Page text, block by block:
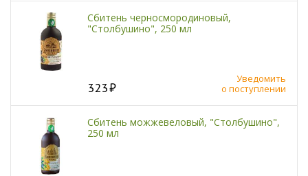
Сбитень черносмородиновый,
"Столбушино", 250 мл
323
Уведомить
о поступлении
Сбитень можжевеловый, "Столбушино",
250 мл